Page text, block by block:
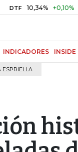
10,34% +0,10%
INDICADORES INSIDE
ESPRIELLA